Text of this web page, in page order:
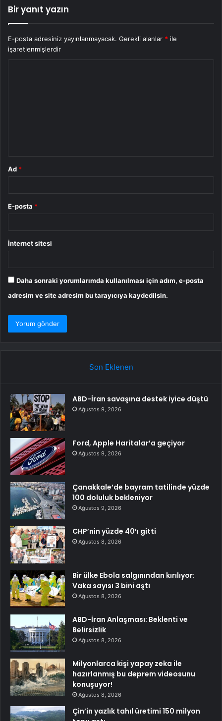
Bir yanıt yazın
E-posta adresiniz yayınlanmayacak. Gerekli alanlar * ile
işaretlenmişlerdir
Ad *
E-posta *
İnternet sitesi
Daha sonraki yorumlarımda kullanılması için adım, e-posta
adresim ve site adresim bu tarayıcıya kaydedilsin.
Son Eklenen
ABD-İran savaşına destek iyice düştü
Ağustos 9, 2026
Ford, Apple Haritalar’a geçiyor
Ağustos 9, 2026
Çanakkale’de bayram tatilinde yüzde
100 doluluk bekleniyor
Ağustos 9, 2026
CHP’nin yüzde 40’ı gitti
Ağustos 8, 2026
Bir ülke Ebola salgınından kırılıyor:
Vaka sayısı 3 bini aştı
Ağustos 8, 2026
ABD-İran Anlaşması: Beklenti ve
Belirsizlik
Ağustos 8, 2026
Milyonlarca kişi yapay zeka ile
hazırlanmış bu deprem videosunu
konuşuyor!
Ağustos 8, 2026
Çin’in yazlık tahıl üretimi 150 milyon